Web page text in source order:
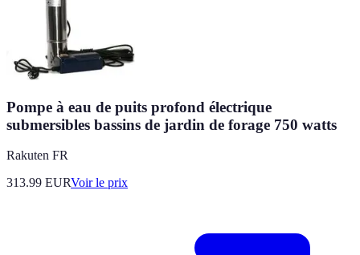
Pompe à eau de puits profond électrique
submersibles bassins de jardin de forage 750 watts
Rakuten FR
313.99 EURVoir le prix